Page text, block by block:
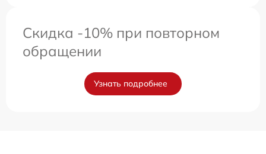
Скидка -10% при повторном
обращении
Узнать подробнее